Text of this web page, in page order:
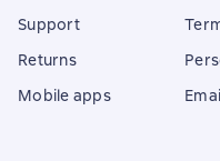
Support
Returns
Mobile apps